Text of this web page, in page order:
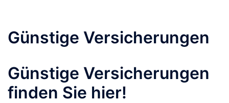
Günstige Versicherungen
Günstige Versicherungen
finden Sie hier!